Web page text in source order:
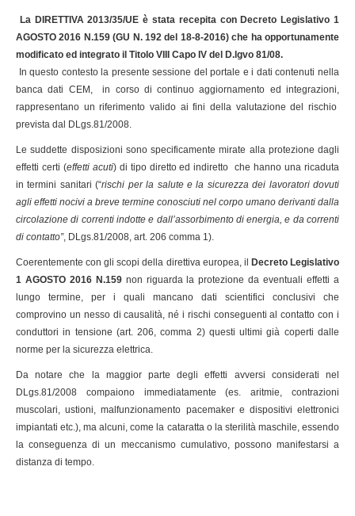
La DIRETTIVA 2013/35/UE è stata recepita con Decreto Legislativo 1
AGOSTO 2016 N.159 (GU N. 192 del 18-8-2016) che ha opportunamente
modificato ed integrato il Titolo VIII Capo IV del D.lgvo 81/08.
In questo contesto la presente sessione del portale e i dati contenuti nella
banca dati CEM, in corso di continuo aggiornamento ed integrazioni,
rappresentano un riferimento valido ai fini della valutazione del rischio
prevista dal DLgs.81/2008.
Le suddette disposizioni sono specificamente mirate alla protezione dagli
effetti certi (effetti acuti) di tipo diretto ed indiretto che hanno una ricaduta
in termini sanitari (“rischi per la salute e la sicurezza dei lavoratori dovuti
agli effetti nocivi a breve termine conosciuti nel corpo umano derivanti dalla
circolazione di correnti indotte e dall’assorbimento di energia, e da correnti
di contatto”, DLgs.81/2008, art. 206 comma 1).
Coerentemente con gli scopi della direttiva europea, il
Decreto Legislativo
1 AGOSTO 2016 N.159non riguarda la protezione da eventuali effetti a
lungo termine, per i quali mancano dati scientifici conclusivi che
comprovino un nesso di causalità, né i rischi conseguenti al contatto con i
conduttori in tensione (art. 206, comma 2) questi ultimi già coperti dalle
norme per la sicurezza elettrica.
Da notare che la maggior parte degli effetti avversi considerati nel
DLgs.81/2008 compaiono immediatamente (es. aritmie, contrazioni
muscolari, ustioni, malfunzionamento pacemaker e dispositivi elettronici
impiantati etc.), ma alcuni, come la cataratta o la sterilità maschile, essendo
la conseguenza di un meccanismo cumulativo, possono manifestarsi a
distanza di tempo.